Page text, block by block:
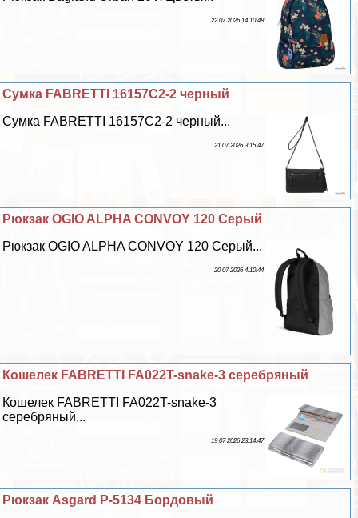
22 07 2026 14:10:48
Сумка FABRETTI 16157C2-2 черный
Сумка FABRETTI 16157C2-2 черный...
21 07 2026 3:15:47
Рюкзак OGIO ALPHA CONVOY 120 Серый
Рюкзак OGIO ALPHA CONVOY 120 Серый...
20 07 2026 4:10:44
Кошелек FABRETTI FA022T-snake-3 серебряный
Кошелек FABRETTI FA022T-snake-3
серебряный...
19 07 2026 23:14:47
Рюкзак Asgard Р-5134 Бордовый